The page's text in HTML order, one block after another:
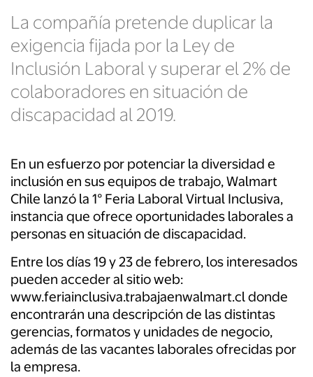
La compañía pretende duplicar la
exigencia fijada por la Ley de
Inclusión Laboral y superar el 2% de
colaboradores en situación de
discapacidad al 2019.
En un esfuerzo por potenciar la diversidad e
inclusión en sus equipos de trabajo, Walmart
Chile lanzó la 1° Feria Laboral Virtual Inclusiva,
instancia que ofrece oportunidades laborales a
personas en situación de discapacidad.
Entre los días 19 y 23 de febrero, los interesados
pueden acceder al sitio web:
www.feriainclusiva.trabajaenwalmart.cl donde
encontrarán una descripción de las distintas
gerencias, formatos y unidades de negocio,
además de las vacantes laborales ofrecidas por
la empresa.